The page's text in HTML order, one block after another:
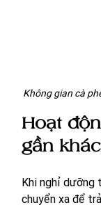
Không gian cà
Hoạt
gần
Khi nghỉ dưỡng
chuyển xa để